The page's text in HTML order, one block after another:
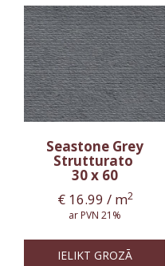
Seastone Grey
Strutturato
30 x 60
€16.99 / m2
ar PVN 21%
IELIKT GROZĀ